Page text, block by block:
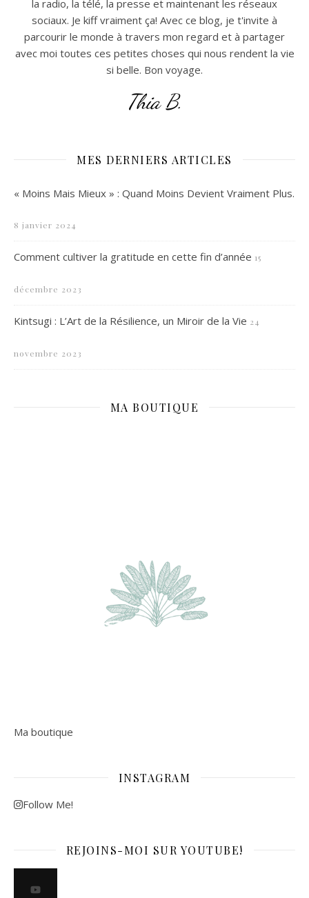
la radio, la télé, la presse et maintenant les réseaux
sociaux. Je kiff vraiment ça! Avec ce blog, je t'invite à
parcourir le monde à travers mon regard et à partager
avec moi toutes ces petites choses qui nous rendent la vie
si belle. Bon voyage.
Thia B.
MES DERNIERS ARTICLES
« Moins Mais Mieux » : Quand Moins Devient Vraiment Plus.
8 janvier 2024
Comment cultiver la gratitude en cette fin d’année 15
décembre 2023
Kintsugi : L’Art de la Résilience, un Miroir de la Vie 24
novembre 2023
MA BOUTIQUE
Ma boutique
INSTAGRAM
Follow Me!
REJOINS-MOI SUR YOUTUBE!